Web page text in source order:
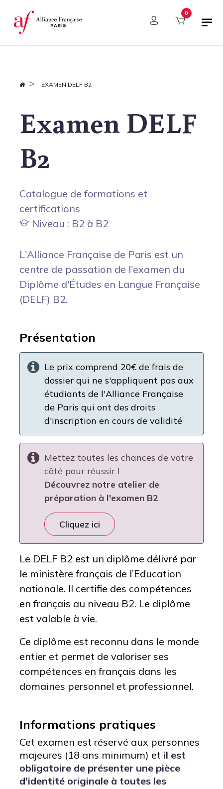
Panneau de gestion des cookies 0
EXAMEN DELF B2
Examen DELF
B2
Catalogue de formations et
certifications
Niveau : B2 à B2
L'Alliance Française de Paris est un
centre de passation de l'examen du
Diplôme d'Études en Langue Française
(DELF) B2.
Présentation
Le prix comprend 20€ de frais de
dossier qui ne s'appliquent pas aux
étudiants de l'Alliance Française
de Paris qui ont des droits
d'inscription en cours de validité
Mettez toutes les chances de votre
côté pour réussir !
Découvrez notre atelier de
préparation à l'examen B2
Cliquez ici
Le DELF B2 est un diplôme délivré par
le ministère français de l’Education
nationale. Il certifie des compétences
en français au niveau B2. Le diplôme
est valable à vie.
Ce diplôme est reconnu dans le monde
entier et permet de valoriser ses
compétences en français dans les
domaines personnel et professionnel.
Informations pratiques
Cet examen est réservé aux personnes
majeures (18 ans minimum) et il est
obligatoire de présenter une pièce
d'identité originale à toutes les